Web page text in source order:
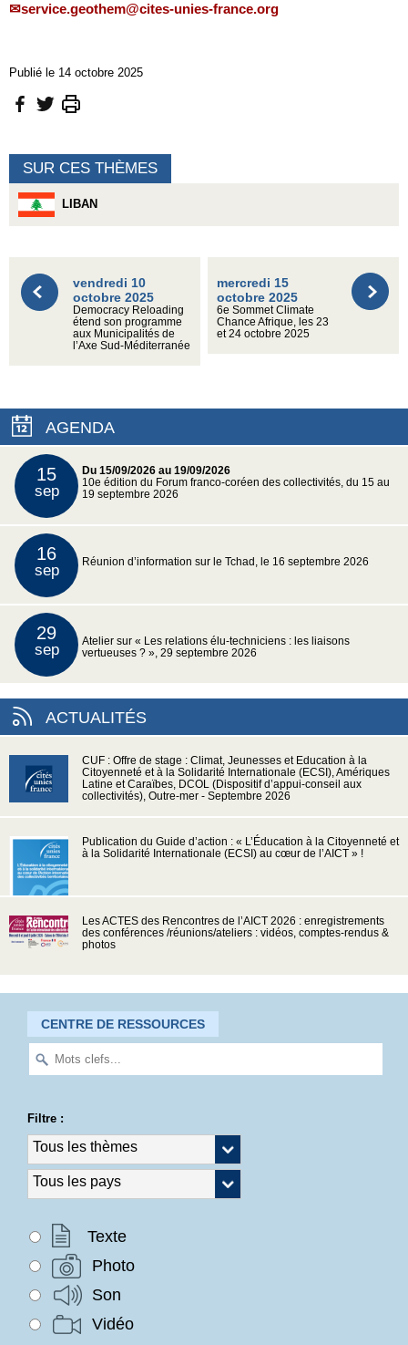
service.geothem@cites-unies-france.org
Publié le 14 octobre 2025
SUR CES THÈMES
LIBAN
vendredi 10
octobre 2025
Democracy Reloading
étend son programme
aux Municipalités de
l’Axe Sud-Méditerranée
mercredi 15
octobre 2025
6e Sommet Climate
Chance Afrique, les 23
et 24 octobre 2025
AGENDA
15
sep
Du 15/09/2026 au 19/09/2026
10e édition du Forum franco-coréen des collectivités, du 15 au
19 septembre 2026
16
sep Réunion d’information sur le Tchad, le 16 septembre 2026
29
sep
Atelier sur « Les relations élu-techniciens : les liaisons
vertueuses ? », 29 septembre 2026
ACTUALITÉS
CUF : Offre de stage : Climat, Jeunesses et Education à la
Citoyenneté et à la Solidarité Internationale (ECSI), Amériques
Latine et Caraïbes, DCOL (Dispositif d’appui-conseil aux
collectivités), Outre-mer - Septembre 2026
Publication du Guide d’action : « L’Éducation à la Citoyenneté et
à la Solidarité Internationale (ECSI) au cœur de l’AICT » !
Les ACTES des Rencontres de l’AICT 2026 : enregistrements
des conférences /réunions/ateliers : vidéos, comptes-rendus &
photos
CENTRE DE RESSOURCES
Filtre :
Texte
Photo
Son
Vidéo